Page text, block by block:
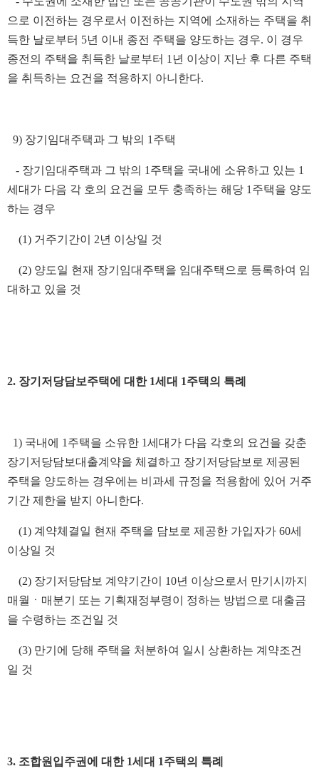
으로 이전하는 경우로서 이전하는 지역에 소재하는 주택을 취
득한 날로부터 5년 이내 종전 주택을 양도하는 경우. 이 경우
종전의 주택을 취득한 날로부터 1년 이상이 지난 후 다른 주택
을 취득하는 요건을 적용하지 아니한다.
9) 장기임대주택과 그 밖의 1주택
- 장기임대주택과 그 밖의 1주택을 국내에 소유하고 있는 1
세대가 다음 각 호의 요건을 모두 충족하는 해당 1주택을 양도
하는 경우
(1) 거주기간이 2년 이상일 것
(2) 양도일 현재 장기임대주택을 임대주택으로 등록하여 임
대하고 있을 것
2. 장기저당담보주택에 대한 1세대 1주택의 특례
1) 국내에 1주택을 소유한 1세대가 다음 각호의 요건을 갖춘
장기저당담보대출계약을 체결하고 장기저당담보로 제공된
주택을 양도하는 경우에는 비과세 규정을 적용함에 있어 거주
기간 제한을 받지 아니한다.
(1) 계약체결일 현재 주택을 담보로 제공한 가입자가 60세
이상일 것
(2) 장기저당담보 계약기간이 10년 이상으로서 만기시까지
매월ㆍ매분기 또는 기획재정부령이 정하는 방법으로 대출금
을 수령하는 조건일 것
(3) 만기에 당해 주택을 처분하여 일시 상환하는 계약조건
일 것
3. 조합원입주권에 대한 1세대 1주택의 특례